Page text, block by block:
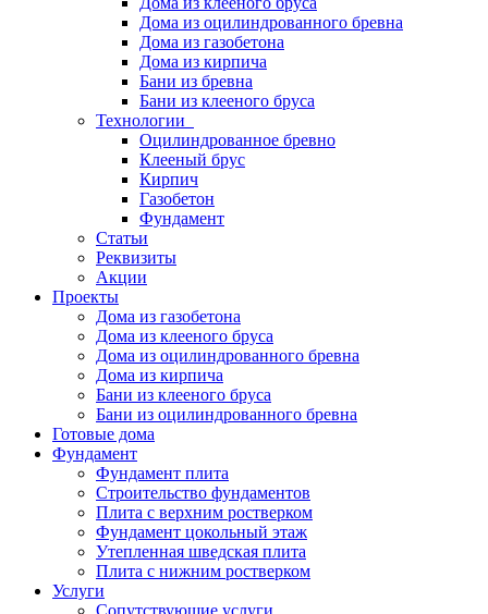
Дома из оцилиндрованного бревна
Дома из газобетона
Дома из кирпича
Бани из бревна
Бани из клееного бруса
Технологии
Оцилиндрованное бревно
Клееный брус
Кирпич
Газобетон
Фундамент
Статьи
Реквизиты
Акции
Проекты
Дома из газобетона
Дома из клееного бруса
Дома из оцилиндрованного бревна
Дома из кирпича
Бани из клееного бруса
Бани из оцилиндрованного бревна
Готовые дома
Фундамент
Фундамент плита
Строительство фундаментов
Плита с верхним ростверком
Фундамент цокольный этаж
Утепленная шведская плита
Плита с нижним ростверком
Услуги
Сопутствующие услуги